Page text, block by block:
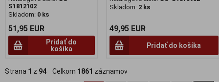
S1812102
Skladom: 0 ks
51,95 EUR
Pridať do
košíka
Skladom: 2 ks
49,95 EUR
Pridať do košíka
Strana 1 z 94 Celkom 1861 záznamov